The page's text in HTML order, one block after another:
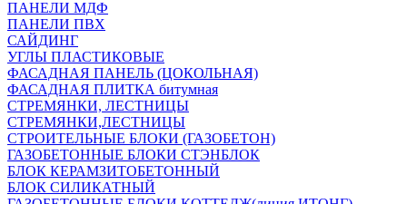
ПАНЕЛИ МДФ
ПАНЕЛИ ПВХ
САЙДИНГ
УГЛЫ ПЛАСТИКОВЫЕ
ФАСАДНАЯ ПАНЕЛЬ (ЦОКОЛЬНАЯ)
ФАСАДНАЯ ПЛИТКА битумная
СТРЕМЯНКИ, ЛЕСТНИЦЫ
СТРЕМЯНКИ,ЛЕСТНИЦЫ
СТРОИТЕЛЬНЫЕ БЛОКИ (ГАЗОБЕТОН)
ГАЗОБЕТОННЫЕ БЛОКИ СТЭНБЛОК
БЛОК КЕРАМЗИТОБЕТОННЫЙ
БЛОК СИЛИКАТНЫЙ